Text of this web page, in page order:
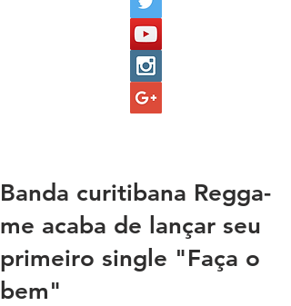
Banda curitibana Regga-
me acaba de lançar seu
primeiro single "Faça o
bem"